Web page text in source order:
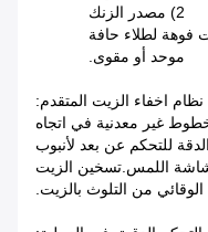
2) مصدر الزنك
فوهة لطلاء حافة
موحد أو مقوى.
خطوط غير معدنية في اتجاه
للتحكم عن بعد لأنبوب
اللمس.تسخين الزيت
من التلوث بالزيت.